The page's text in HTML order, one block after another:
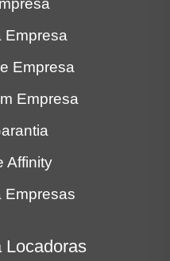
Empresa
Empresa
Empresa
Affinity
Empresas
Locadoras